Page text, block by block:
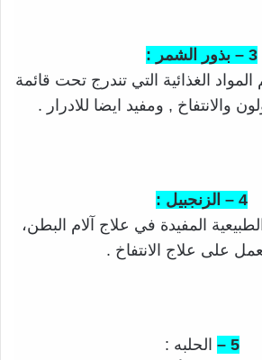
3 – بذور الشمر :
الغذائية التي تندرج تحت قائمة
والانتفاخ , ومفيد ايضا للادرار .
4 – الزنجبيل :
المفيدة في علاج آلام البطن،
على علاج الانتفاخ .
5 –
الحلبه :